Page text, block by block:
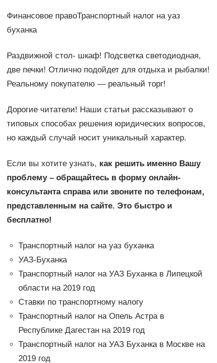
Финансовое правоТранспортный налог на уаз
буханка
Раздвижной стол- шкаф! Подсветка светодиодная,
две печки! Отлично подойдет для отдыха и рыбалки!
Реальному покупателю — реальный торг!
Дорогие читатели! Наши статьи рассказывают о
типовых способах решения юридических вопросов,
но каждый случай носит уникальный характер.
Если вы хотите узнать, как решить именно Вашу
проблему – обращайтесь в форму онлайн-
консультанта справа или звоните по телефонам,
представленным на сайте. Это быстро и
бесплатно!
Транспортный налог на уаз буханка
УАЗ-Буханка
Транспортный налог на УАЗ Буханка в Липецкой
области на 2019 год
Ставки по транспортному налогу
Транспортный налог на Опель Астра в
Республике Дагестан на 2019 год
Транспортный налог на УАЗ Буханка в Москве на
2019 год